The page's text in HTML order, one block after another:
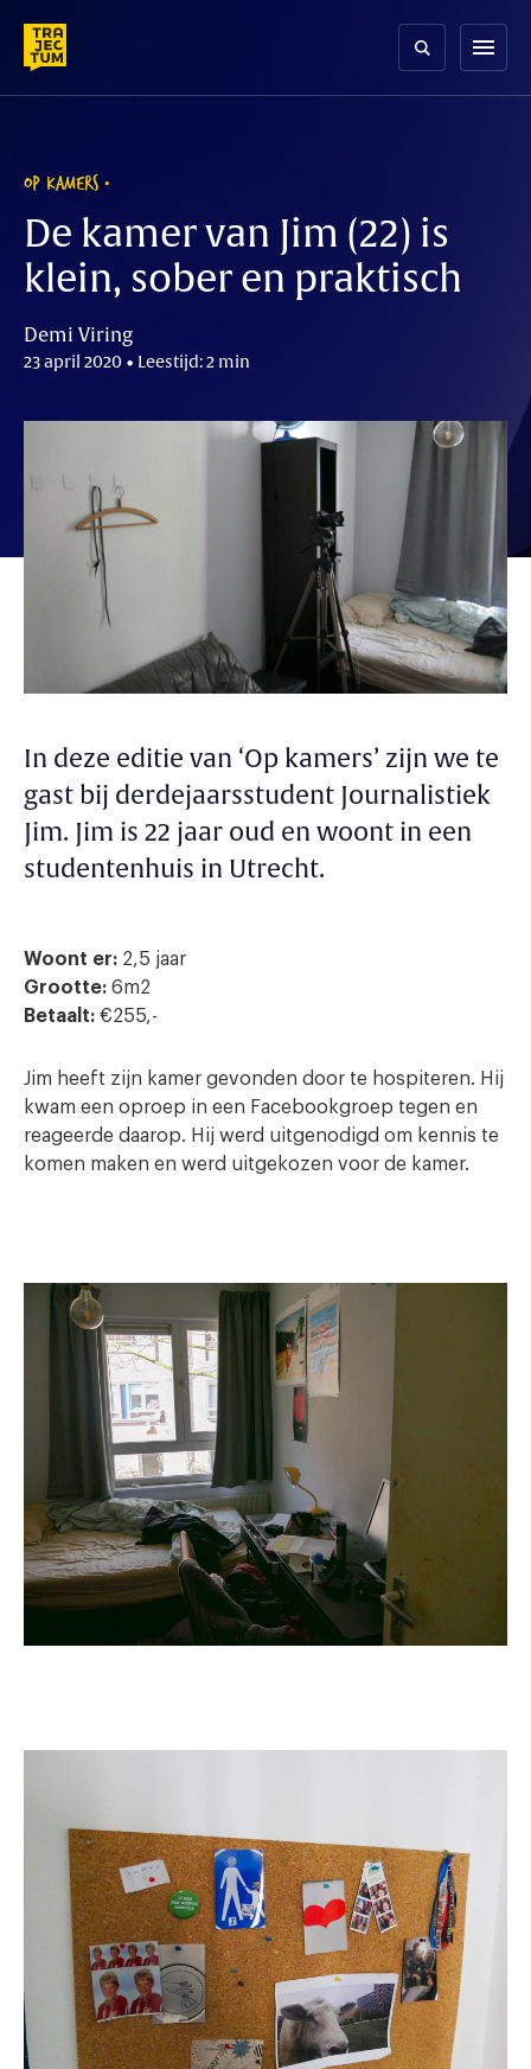
content
menu
OP KAMERS
De kamer van Jim (22) is
klein, sober en praktisch
Demi Viring
23 april 2020 • Leestijd: 2 min
In deze editie van ‘Op kamers’ zijn we te
gast bij derdejaarsstudent Journalistiek
Jim. Jim is 22 jaar oud en woont in een
studentenhuis in Utrecht.
Woont er: 2,5 jaar
Grootte: 6m2
Betaalt: €255,-
Jim heeft zijn kamer gevonden door te hospiteren. Hij
kwam een oproep in een Facebookgroep tegen en
reageerde daarop. Hij werd uitgenodigd om kennis te
komen maken en werd uitgekozen voor de kamer.